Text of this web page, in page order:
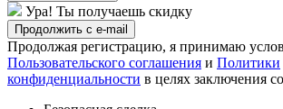
Ура! Ты получаешь скидку
Продолжить с e-mail
Продолжая регистрацию, я принимаю
Пользовательского соглашения и Политики
конфиденциальности в целях заключения